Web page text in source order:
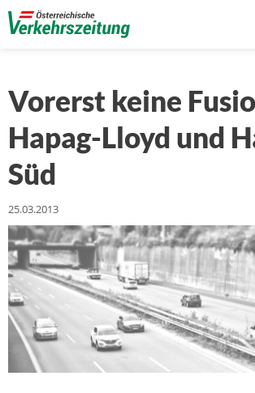
Vorerst keine
Hapag-Lloyd und
Süd
25.03.2013